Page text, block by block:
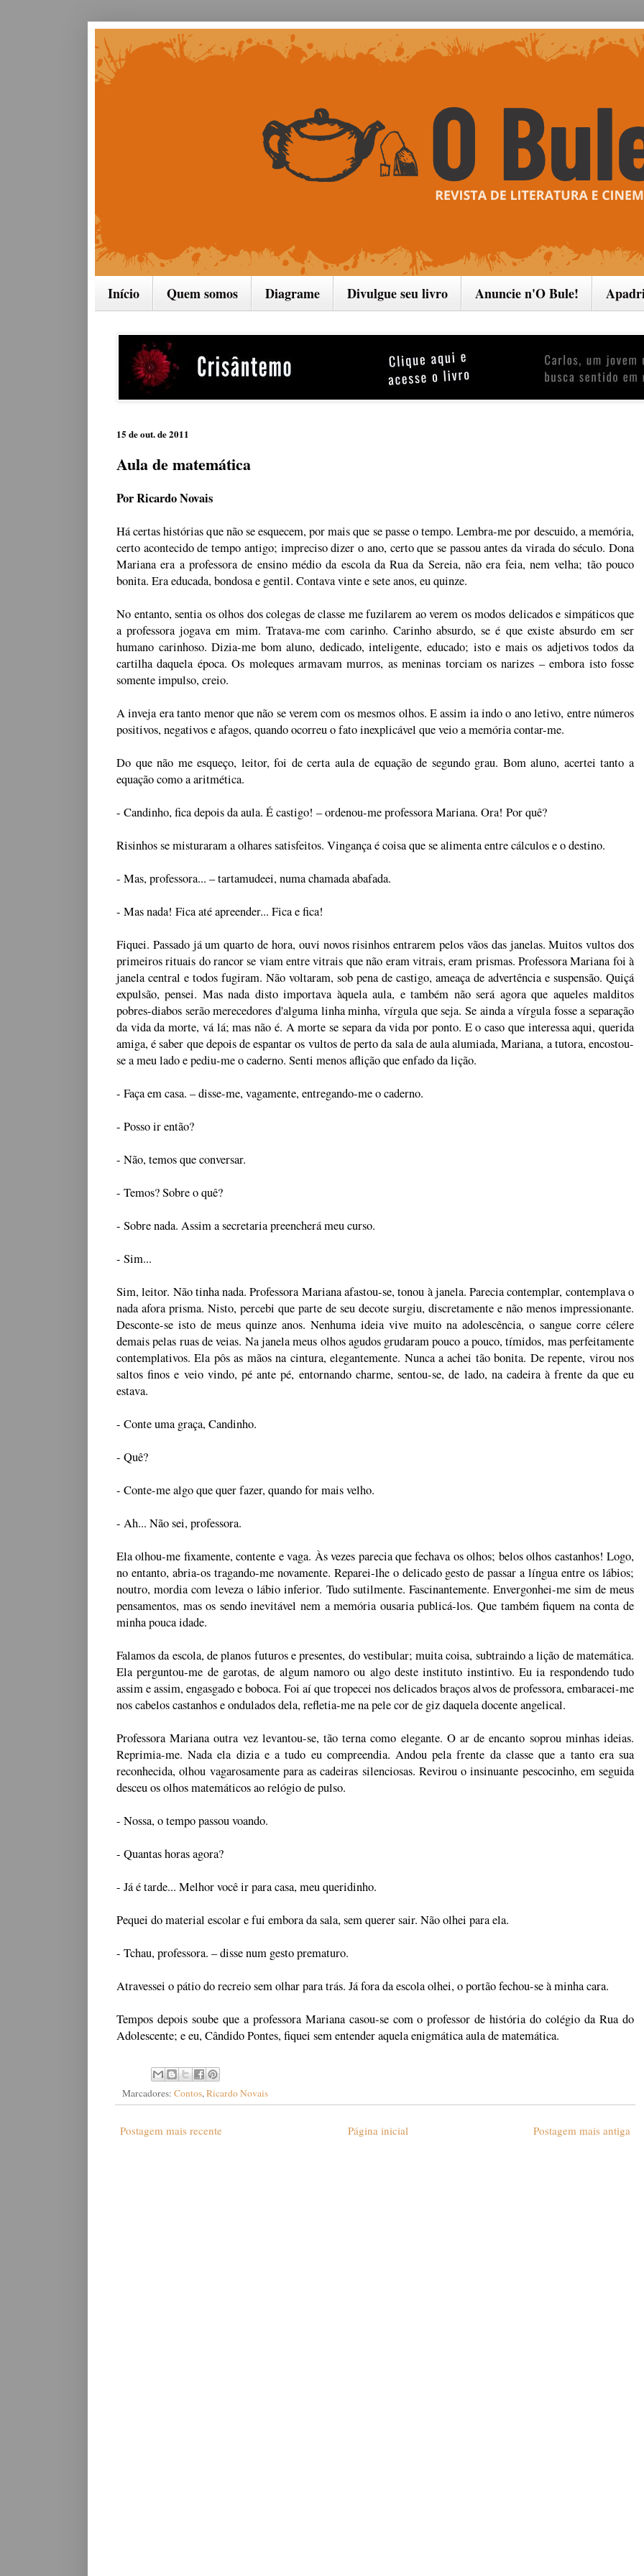
Início Quem somos Diagrame Divulgue seu livro Anuncie n'O Bule!
15 de out. de 2011
Aula de matemática
Por Ricardo Novais
Há certas histórias que não se esquecem, por mais que se passe o tempo. Lembra-me por descuido, a memória,
certo acontecido de tempo antigo; impreciso dizer o ano, certo que se passou antes da virada do século. Dona
Mariana era a professora de ensino médio da escola da Rua da Sereia, não era feia, nem velha; tão pouco
bonita. Era educada, bondosa e gentil. Contava vinte e sete anos, eu quinze.
No entanto, sentia os olhos dos colegas de classe me fuzilarem ao verem os modos delicados e simpáticos que
a professora jogava em mim. Tratava-me com carinho. Carinho absurdo, se é que existe absurdo em ser
humano carinhoso. Dizia-me bom aluno, dedicado, inteligente, educado; isto e mais os adjetivos todos da
cartilha daquela época. Os moleques armavam murros, as meninas torciam os narizes –embora isto fosse
somente impulso, creio.
A inveja era tanto menor que não se verem com os mesmos olhos. E assim ia indo o ano letivo, entre números
positivos, negativos e afagos, quando ocorreu o fato inexplicável que veio a memória contar-me.
Do que não me esqueço, leitor, foi de certa aula de equação de segundo grau. Bom aluno, acertei tanto a
equação como a aritmética.
- Candinho, fica depois da aula. É castigo! –ordenou-me professora Mariana. Ora! Por quê?
Risinhos se misturaram a olhares satisfeitos. Vingança é coisa que se alimenta entre cálculos e o destino.
- Mas, professora... –tartamudeei, numa chamada abafada.
- Mas nada! Fica até apreender... Fica e fica!
Fiquei. Passado já um quarto de hora, ouvi novos risinhos entrarem pelos vãos das janelas. Muitos vultos dos
primeiros rituais do rancor se viam entre vitrais que não eram vitrais, eram prismas. Professora Mariana foi à
janela central e todos fugiram. Não voltaram, sob pena de castigo, ameaça de advertência e suspensão. Quiçá
expulsão, pensei. Mas nada disto importava àquela aula, e também não será agora que aqueles malditos
pobres-diabos serão merecedores d'alguma linha minha, vírgula que seja. Se ainda a vírgula fosse a separação
da vida da morte, vá lá; mas não é. A morte se separa da vida por ponto. E o caso que interessa aqui, querida
amiga, é saber que depois de espantar os vultos de perto da sala de aula alumiada, Mariana, a tutora, encostou-
se a meu lado e pediu-me o caderno. Senti menos aflição que enfado da lição.
- Faça em casa. –disse-me, vagamente, entregando-me o caderno.
- Posso ir então?
- Não, temos que conversar.
- Temos? Sobre o quê?
- Sobre nada. Assim a secretaria preencherá meu curso.
- Sim...
Sim, leitor. Não tinha nada. Professora Mariana afastou-se, tonou à janela. Parecia contemplar, contemplava o
nada afora prisma. Nisto, percebi que parte de seu decote surgiu, discretamente e não menos impressionante.
Desconte-se isto de meus quinze anos. Nenhuma ideia vive muito na adolescência, o sangue corre célere
demais pelas ruas de veias. Na janela meus olhos agudos grudaram pouco a pouco, tímidos, mas perfeitamente
contemplativos. Ela pôs as mãos na cintura, elegantemente. Nunca a achei tão bonita. De repente, virou nos
saltos finos e veio vindo, pé ante pé, entornando charme, sentou-se, de lado, na cadeira à frente da que eu
estava.
- Conte uma graça, Candinho.
- Quê?
- Conte-me algo que quer fazer, quando for mais velho.
- Ah... Não sei, professora.
Ela olhou-me fixamente, contente e vaga. Às vezes parecia que fechava os olhos; belos olhos castanhos! Logo,
no entanto, abria-os tragando-me novamente. Reparei-lhe o delicado gesto de passar a língua entre os lábios;
noutro, mordia com leveza o lábio inferior. Tudo sutilmente. Fascinantemente. Envergonhei-me sim de meus
pensamentos, mas os sendo inevitável nem a memória ousaria publicá-los. Que também fiquem na conta de
minha pouca idade.
Falamos da escola, de planos futuros e presentes, do vestibular; muita coisa, subtraindo a lição de matemática.
Ela perguntou-me de garotas, de algum namoro ou algo deste instituto instintivo. Eu ia respondendo tudo
assim e assim, engasgado e boboca. Foi aí que tropecei nos delicados braços alvos de professora, embaracei-me
nos cabelos castanhos e ondulados dela, refletia-me na pele cor de giz daquela docente angelical.
Professora Mariana outra vez levantou-se, tão terna como elegante. O ar de encanto soprou minhas ideias.
Reprimia-me. Nada ela dizia e a tudo eu compreendia. Andou pela frente da classe que a tanto era sua
reconhecida, olhou vagarosamente para as cadeiras silenciosas. Revirou o insinuante pescocinho, em seguida
desceu os olhos matemáticos ao relógio de pulso.
- Nossa, o tempo passou voando.
- Quantas horas agora?
- Já é tarde... Melhor você ir para casa, meu queridinho.
Pequei do material escolar e fui embora da sala, sem querer sair. Não olhei para ela.
- Tchau, professora. –disse num gesto prematuro.
Atravessei o pátio do recreio sem olhar para trás. Já fora da escola olhei, o portão fechou-se à minha cara.
Tempos depois soube que a professora Mariana casou-se com o professor de história do colégio da Rua do
Adolescente; e eu, Cândido Pontes, fiquei sem entender aquela enigmática aula de matemática.
Marcadores: Contos,Ricardo Novais
Postagem mais recente Postagem mais antiga
Página inicial